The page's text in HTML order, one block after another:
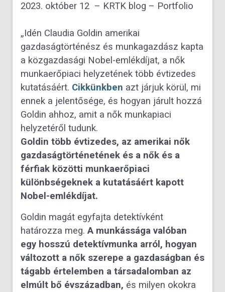
2023. október 12 – KRTK blog – Portfolio
„Idén Claudia Goldin amerikai
gazdaságtörténész és munkagazdász kapta
a közgazdasági Nobel-emlékdíjat, a nők
munkaerőpiaci helyzetének több évtizedes
kutatásáért. Cikkünkben azt járjuk körül, mi
ennek a jelentősége, és hogyan járult hozzá
Goldin ahhoz, amit a nők munkapiaci
helyzetéről tudunk.
Goldin több évtizedes, az amerikai nők
gazdaságtörténetének és a nők és a
férfiak közötti munkaerőpiaci
különbségeknek a kutatásáért kapott
Nobel-emlékdíjat.
Goldin magát egyfajta detektívként
határozza meg.A munkássága valóban
egy hosszú detektívmunka arról, hogyan
változott a nők szerepe a gazdaságban és
tágabb értelemben a társadalomban az
elmúlt bő évszázadban, és milyen okokra